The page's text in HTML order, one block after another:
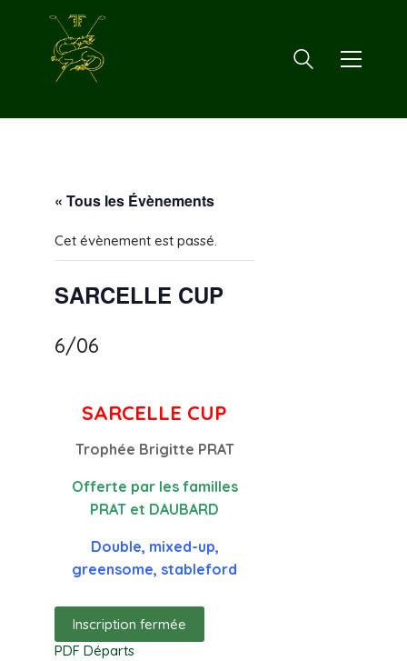
« Tous les Évènements
Cet évènement est passé.
SARCELLE CUP
6/06
SARCELLE CUP
Trophée Brigitte PRAT
Offerte par les familles
PRAT et DAUBARD
Double, mixed-up,
greensome, stableford
PDF Départs